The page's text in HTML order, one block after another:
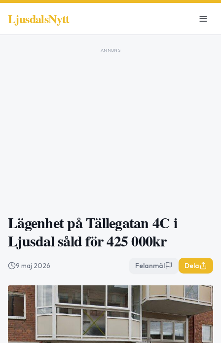
LjusdalsNytt
ANNONS
Lägenhet på Tällegatan 4C i
Ljusdal såld för 425 000kr
9 maj 2026 Felanmäl Dela